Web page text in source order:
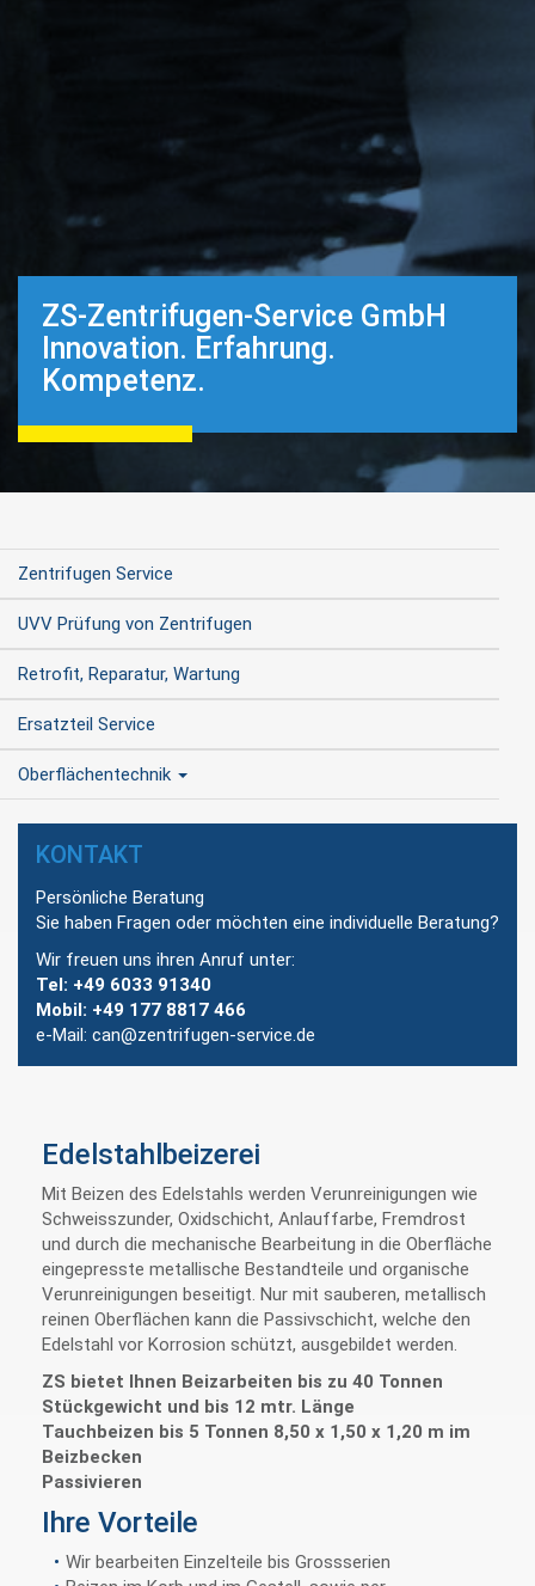
ZS-Zentrifugen-Service GmbH
Innovation. Erfahrung.
Kompetenz.
Zentrifugen Service
UVV Prüfung von Zentrifugen
Retrofit, Reparatur, Wartung
Ersatzteil Service
Oberflächentechnik
KONTAKT
Persönliche Beratung
Sie haben Fragen oder möchten eine individuelle Beratung?
Wir freuen uns ihren Anruf unter:
Tel: +49 6033 91340
Mobil: +49 177 8817 466
e-Mail: can@zentrifugen-service.de
Edelstahlbeizerei
Mit Beizen des Edelstahls werden Verunreinigungen wie
Schweisszunder, Oxidschicht, Anlauffarbe, Fremdrost
und durch die mechanische Bearbeitung in die Oberfläche
eingepresste metallische Bestandteile und organische
Verunreinigungen beseitigt. Nur mit sauberen, metallisch
reinen Oberflächen kann die Passivschicht, welche den
Edelstahl vor Korrosion schützt, ausgebildet werden.
ZS bietet Ihnen Beizarbeiten bis zu 40 Tonnen
Stückgewicht und bis 12 mtr. Länge
Tauchbeizen bis 5 Tonnen 8,50 x 1,50 x 1,20 m im
Beizbecken
Passivieren
Ihre Vorteile
Wir bearbeiten Einzelteile bis Grossserien